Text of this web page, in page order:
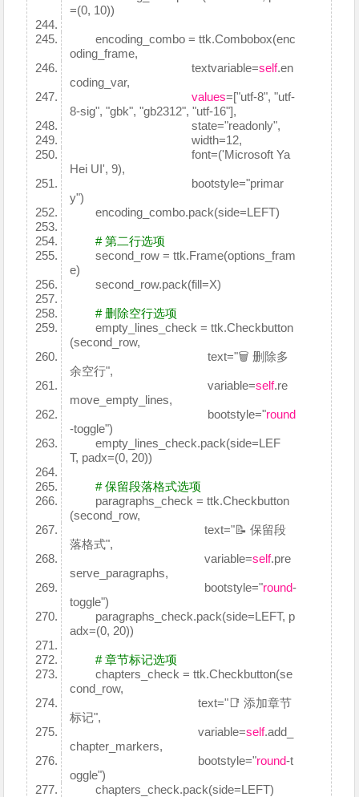
=(0, 10))
encoding_combo = ttk.Combobox(enc
oding_frame,
textvariable=self.en
coding_var,
values=["utf-8", "utf-
8-sig", "gbk", "gb2312", "utf-16"],
state="readonly",
width=12,
font=('Microsoft Ya
Hei UI', 9),
bootstyle="primar
y")
encoding_combo.pack(side=LEFT)
# 第二行选项
second_row = ttk.Frame(options_fram
e)
second_row.pack(fill=X)
# 删除空行选项
empty_lines_check = ttk.Checkbutton
(second_row,
text="🗑️ 删除多
余空行",
variable=self.re
move_empty_lines,
bootstyle="round
-toggle")
empty_lines_check.pack(side=LEF
T, padx=(0, 20))
# 保留段落格式选项
paragraphs_check = ttk.Checkbutton
(second_row,
text="📝 保留段
落格式",
variable=self.pre
serve_paragraphs,
bootstyle="round-
toggle")
paragraphs_check.pack(side=LEFT, p
adx=(0, 20))
# 章节标记选项
chapters_check = ttk.Checkbutton(se
cond_row,
text="📑 添加章节
标记",
variable=self.add_
chapter_markers,
bootstyle="round-t
oggle")
chapters_check.pack(side=LEFT)